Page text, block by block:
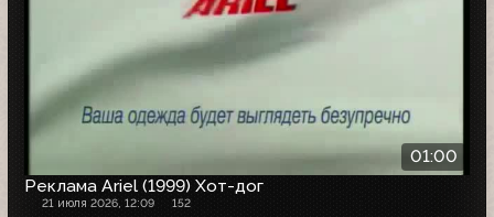
01:00
Реклама Ariel (1999) Хот-дог
21 июля 2026, 12:09 152